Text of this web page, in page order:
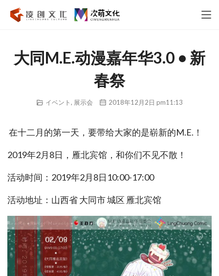
大同M.E.动漫嘉年华3.0 • 新
春祭
イベント, 展示会 2018年12月2日 pm11:13
在十二月的第一天，要带给大家的是崭新的M.E.！
2019年2月8日，雁北宾馆，和你们不见不散！
活动时间：2019年2月8日10:00-17:00
活动地址：山西省 大同市 城区 雁北宾馆